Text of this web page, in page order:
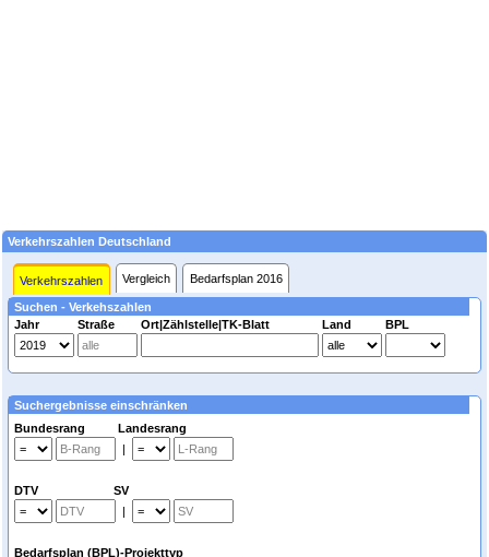
Verkehrszahlen Deutschland
Verkehrszahlen Vergleich Bedarfsplan 2016
Suchen - Verkehszahlen
Jahr
Straße Ort|Zählstelle|TK-Blatt Land BPL
Suchergebnisse einschränken
Bundesrang Landesrang
|
DTV SV
|
Bedarfsplan (BPL)-Projekttyp